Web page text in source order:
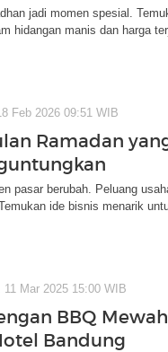
jadi momen spesial.
hidangan manis dan harga
Feb 2026 09:51 WIB
Ramadan
pasar berubah. Peluang
ide bisnis menarik
11 Mar 2025 15:00 WIB
BBQ
Bandung